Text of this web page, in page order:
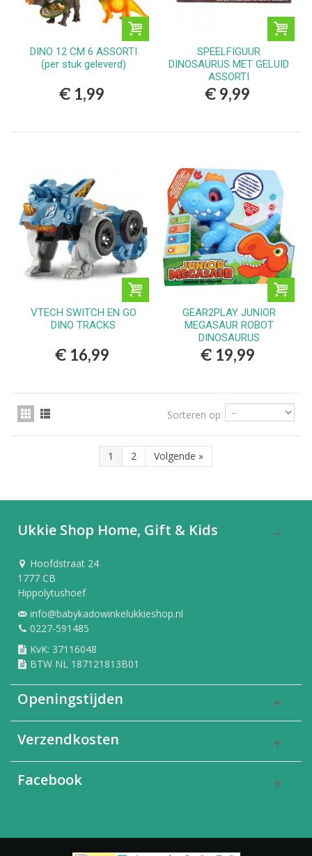
DINO 12 CM 6 ASSORTI
(per stuk geleverd)
€ 1,99
SPEELFIGUUR
DINOSAURUS MET GELUID
ASSORTI
€ 9,99
VTECH SWITCH EN GO
DINO TRACKS
€ 16,99
GEAR2PLAY JUNIOR
MEGASAUR ROBOT
DINOSAURUS
€ 19,99
Sorteren op
1 2 Volgende »
Ukkie Shop Home, Gift & Kids
Hoofdstraat 24
1777 CB
Hippolytushoef
info@babykadowinkelukkieshop.nl
0227-591485
KvK: 37116048
BTW NL 187121813B01
Openingstijden
Verzendkosten
Facebook